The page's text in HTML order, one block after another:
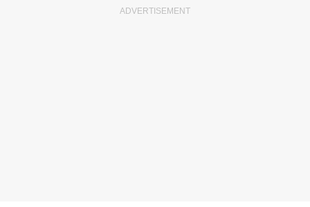
ADVERTISEMENT